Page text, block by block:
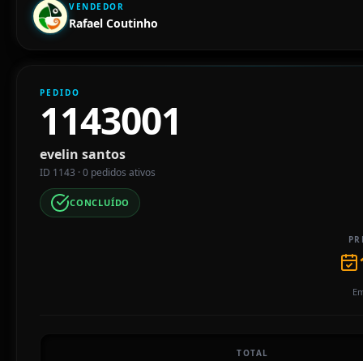
VENDEDOR
Rafael Coutinho
PEDIDO
1143001
evelin santos
ID 1143 · 0 pedidos ativos
CONCLUÍDO
TOTAL